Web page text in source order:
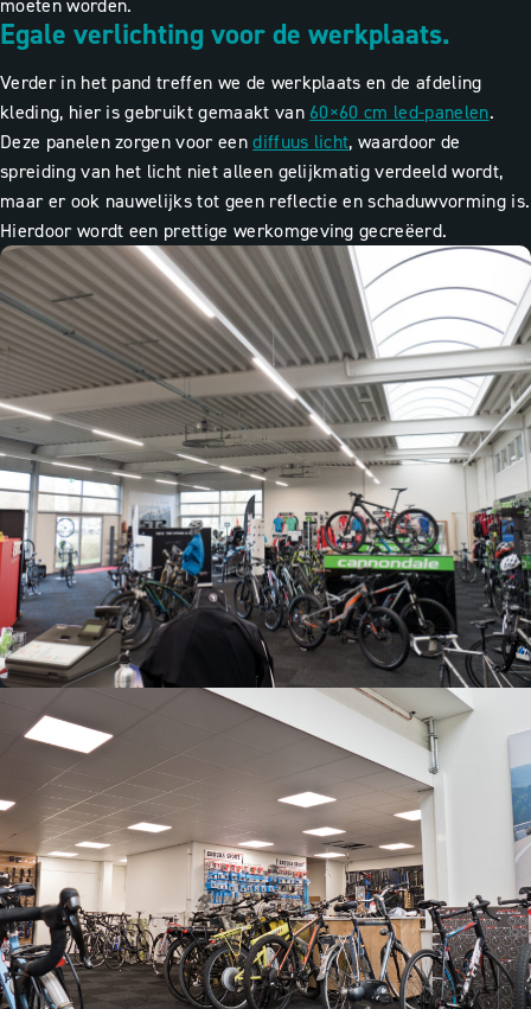
moeten worden.
Egale verlichting voor de werkplaats.
Verder in het pand treffen we de werkplaats en de afdeling
kleding, hier is gebruikt gemaakt van 60×60 cm led-panelen.
Deze panelen zorgen voor eendiffuus licht, waardoor de
spreiding van het licht niet alleen gelijkmatig verdeeld wordt,
maar er ook nauwelijks tot geen reflectie en schaduwvorming is.
Hierdoor wordt een prettige werkomgeving gecreëerd.